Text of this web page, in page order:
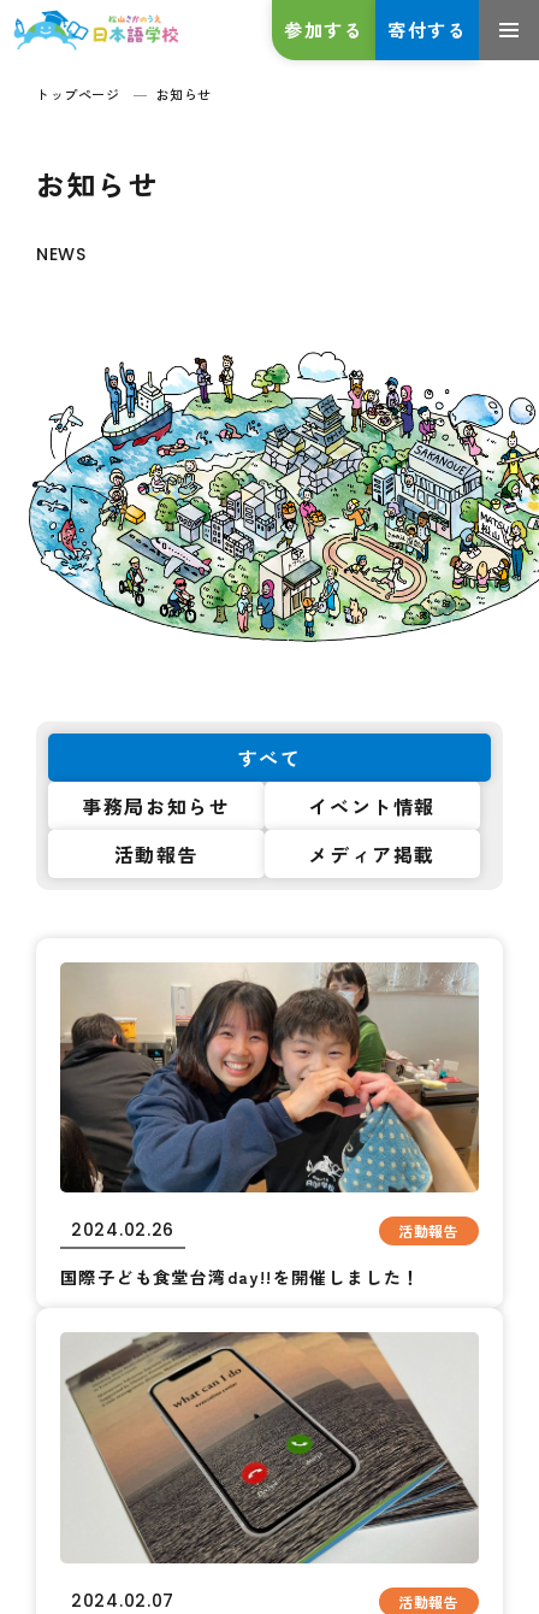
参加する 寄付する
トップページ お知らせ
お知らせ
NEWS
すべて
事務局お知らせ
イベント情報
活動報告
メディア掲載
2024.02.26 活動報告
国際子ども食堂台湾day!!を開催しました！
2024.02.07 活動報告